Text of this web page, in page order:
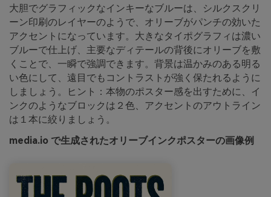
大胆でグラフィックなインキーなブルーは、シルクスクリ
ーン印刷のレイヤーのようで、オリーブがパンチの効いた
アクセントになっています。大きなタイポグラフィは濃い
ブルーで仕上げ、主要なディテールの背後にオリーブを敷
くことで、一瞬で強調できます。背景は温かみのある明る
い色にして、遠目でもコントラストが強く保たれるように
しましょう。ヒント：本物のポスター感を出すために、イ
ンクのようなブロックは２色、アクセントのアウトライン
は１本に絞りましょう。
media.io で生成されたオリーブインクポスターの画像例